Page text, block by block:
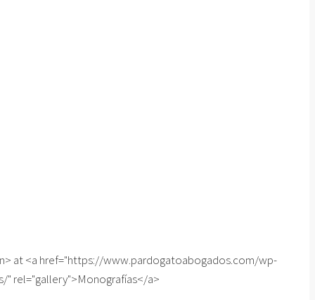
at <a href="https://www.pardogatoabogados.com/wp-
rel="gallery">Monografías</a>